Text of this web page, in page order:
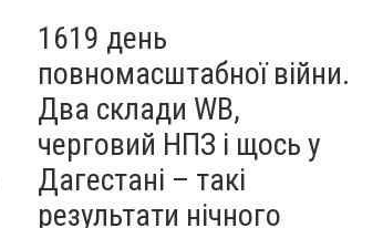
1619 день
повномасштабної війни.
Два склади WB,
черговий НПЗ і щось у
Дагестані – такі
результати нічного